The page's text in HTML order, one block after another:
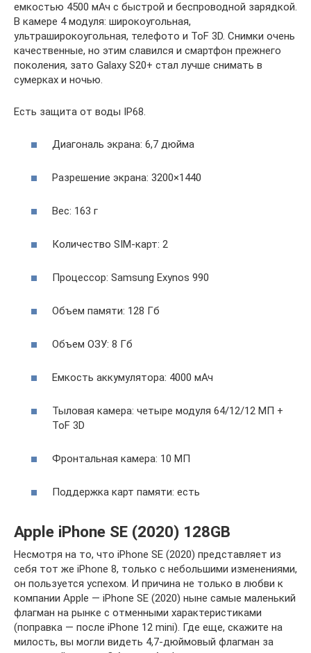
емкостью 4500 мАч с быстрой и беспроводной зарядкой.
В камере 4 модуля: широкоугольная,
ультраширокоугольная, телефото и ToF 3D. Снимки очень
качественные, но этим славился и смартфон прежнего
поколения, зато Galaxy S20+ стал лучше снимать в
сумерках и ночью.
Есть защита от воды IP68.
Диагональ экрана: 6,7 дюйма
Разрешение экрана: 3200×1440
Вес: 163 г
Количество SIM-карт: 2
Процессор: Samsung Exynos 990
Объем памяти: 128 Гб
Объем ОЗУ: 8 Гб
Емкость аккумулятора: 4000 мАч
Тыловая камера: четыре модуля 64/12/12 МП +
ToF 3D
Фронтальная камера: 10 МП
Поддержка карт памяти: есть
Apple iPhone SE (2020) 128GB
Несмотря на то, что iPhone SE (2020) представляет из
себя тот же iPhone 8, только с небольшими изменениями,
он пользуется успехом. И причина не только в любви к
компании Apple — iPhone SE (2020) ныне самые маленький
флагман на рынке с отменными характеристиками
(поправка — после iPhone 12 mini). Где еще, скажите на
милость, вы могли видеть 4,7-дюймовый флагман за